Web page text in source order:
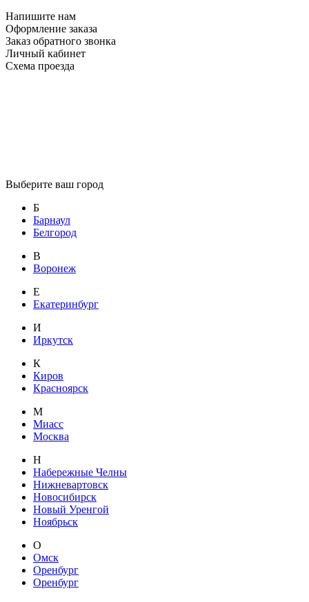
Напишите нам
Оформление заказа
Заказ обратного звонка
Личный кабинет
Схема проезда
Выберите ваш город
Б
Барнаул
Белгород
В
Воронеж
Е
Екатеринбург
И
Иркутск
К
Киров
Красноярск
М
Миасс
Москва
Н
Набережные Челны
Нижневартовск
Новосибирск
Новый Уренгой
Ноябрьск
О
Омск
Оренбург
Оренбург